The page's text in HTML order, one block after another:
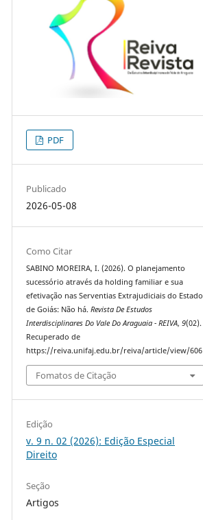
PDF
Publicado
2026-05-08
Como Citar
SABINO MOREIRA, I. (2026). O planejamento
sucessório através da holding familiar e sua
efetivação nas Serventias Extrajudiciais do Estado
de Goiás: Não há.Revista De Estudos
Interdisciplinares Do Vale Do Araguaia - REIVA,9(02).
Recuperado de
https://reiva.unifaj.edu.br/reiva/article/view/606
Fomatos de Citação
Edição
v. 9 n. 02 (2026): Edição Especial
Direito
Seção
Artigos